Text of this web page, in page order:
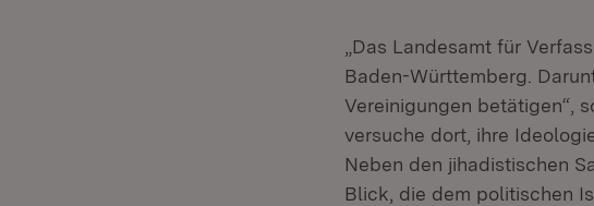
„Das Landesamt für
Baden-Württemberg.
Vereinigungen betätigen“,
versuche dort, ihre
Neben den jihadistischen
Blick, die dem politischen